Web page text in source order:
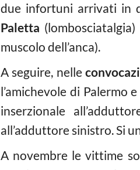
due infortuni arrivati in
Paletta
muscolo dell’anca).
A seguire, nelle
l’amichevole di Palermo
inserzionale
all’adduttore sinistro. Si
A novembre le vittime